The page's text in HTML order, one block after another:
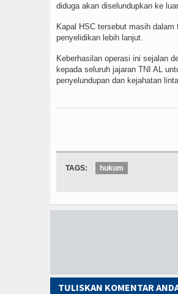
diduga akan diselundupkan ke
Kapal HSC tersebut masih
penyelidikan lebih lanjut.
Keberhasilan operasi ini sejalan
kepada seluruh jajaran TNI AL
penyelundupan dan kejahatan
TAGS: hukum
TULISKAN KOMENTAR